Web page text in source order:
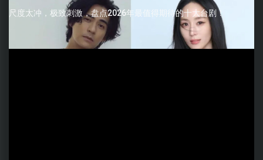
尺度太冲，极致刺激，盘点2026年最值得期待的十大台剧！